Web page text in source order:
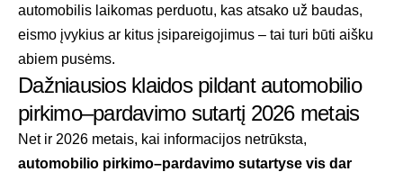
automobilis laikomas perduotu, kas atsako už baudas,
eismo įvykius ar kitus įsipareigojimus – tai turi būti aišku
abiem pusėms.
Dažniausios klaidos pildant automobilio
pirkimo–pardavimo sutartį 2026 metais
Net ir 2026 metais, kai informacijos netrūksta,
automobilio pirkimo–pardavimo sutartyse vis dar